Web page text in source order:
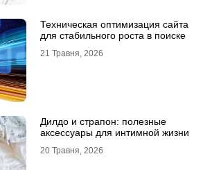
Техническая оптимизация сайта
для стабильного роста в поиске
21 Травня, 2026
Дилдо и страпон: полезные
аксессуары для интимной жизни
20 Травня, 2026